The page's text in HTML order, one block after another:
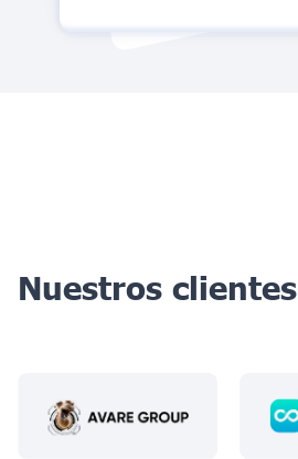
Nuestros clientes